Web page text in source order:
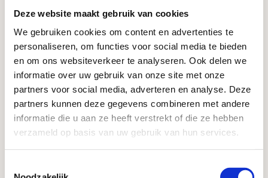
Deze website maakt gebruik van cookies
We gebruiken cookies om content en advertenties te
personaliseren, om functies voor social media te bieden
en om ons websiteverkeer te analyseren. Ook delen we
informatie over uw gebruik van onze site met onze
partners voor social media, adverteren en analyse. Deze
partners kunnen deze gegevens combineren met andere
informatie die u aan ze heeft verstrekt of die ze hebben
verzameld op basis van uw gebruik van hun services.
herroepingsrecht door de consument en
kosten daarvan
Als de consument gebruik maakt van zijn
herroepingsrecht, meldt hij dit binnen de
bedenktermijn door middel van het
modelformulier voor herroeping of op andere
Zo snel mogelijk, maar binnen 14 dagen vanaf